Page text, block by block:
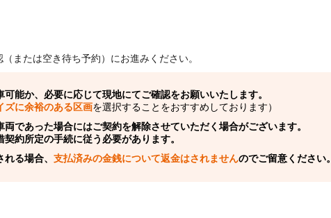
または空き待ち予約）にお進みください。
能か、必要に応じて現地にてご確認をお願いいたします。
ズに余裕のある区画を選択することをおすすめしております）
であった場合にはご契約を解除させていただく場合がございます。
約所定の手続に従う必要があります。
る場合、 支払済みの金銭について返金はされませんのでご留意ください。